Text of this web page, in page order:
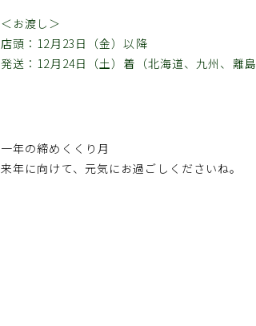
＜お渡し＞
店頭：12月23日（金）以降
発送：12月24日（土）着（北海道、九州、離
一年の締めくくり月
来年に向けて、元気にお過ごしくださいね。